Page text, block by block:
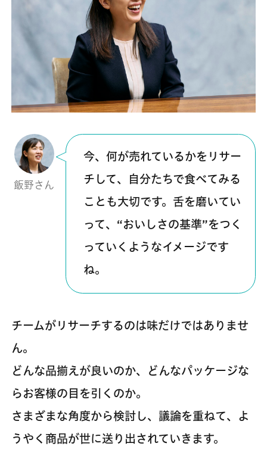
飯野さん
今、何が売れているかをリサー
チして、自分たちで食べてみる
ことも大切です。舌を磨いてい
って、“おいしさの基準”をつく
っていくようなイメージです
ね。
チームがリサーチするのは味だけではありませ
ん。
どんな品揃えが良いのか、どんなパッケージな
らお客様の目を引くのか。
さまざまな角度から検討し、議論を重ねて、よ
うやく商品が世に送り出されていきます。